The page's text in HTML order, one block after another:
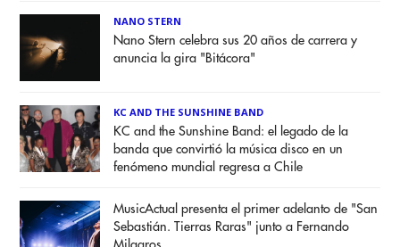
NANO STERN
Nano Stern celebra sus 20 años de carrera y
anuncia la gira "Bitácora"
KC AND THE SUNSHINE BAND
KC and the Sunshine Band: el legado de la
banda que convirtió la música disco en un
fenómeno mundial regresa a Chile
MusicActual presenta el primer adelanto de "San
Sebastián. Tierras Raras" junto a Fernando